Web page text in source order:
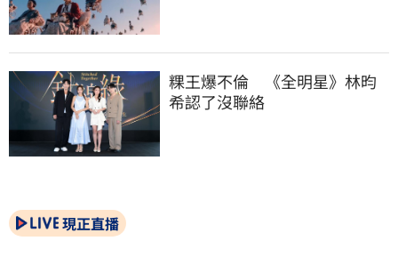
粿王爆不倫　《全明星》林昀
希認了沒聯絡
現正直播